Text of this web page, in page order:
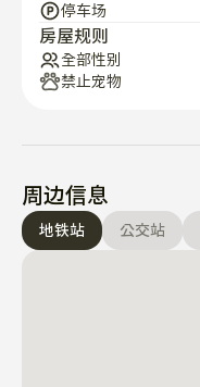
停车场
房屋规则
全部性别
禁止宠物
周边信息
地铁站 公交站